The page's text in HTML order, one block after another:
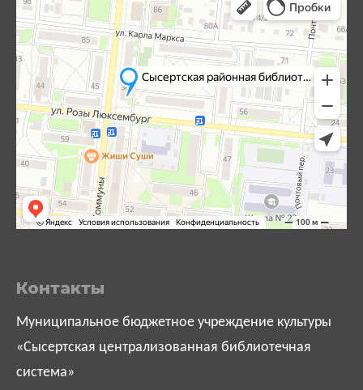
Контакты
Муниципальное бюджетное учреждение культуры
«Сысертская централизованная библиотечная
система»